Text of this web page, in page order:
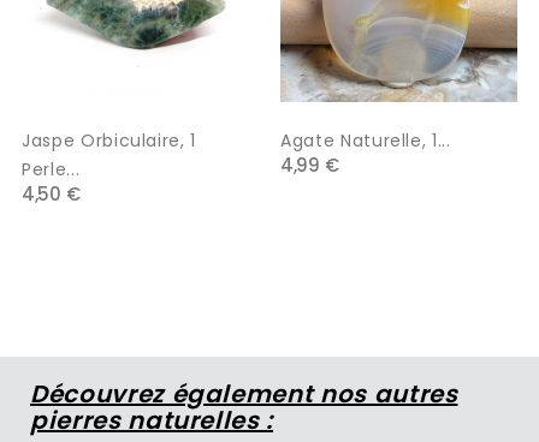
Jaspe Orbiculaire, 1
Perle...
4,50 €
Agate Naturelle, 1...
4,99 €
Découvrez également nos autres
pierres naturelles :